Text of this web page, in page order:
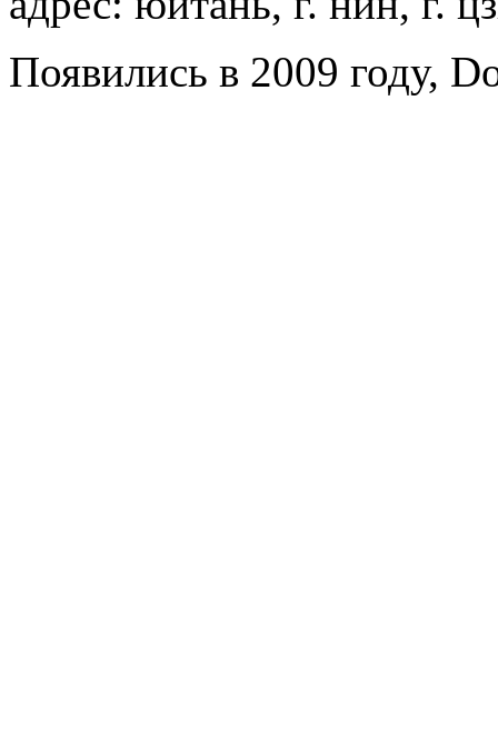
Появились в 2009 году,